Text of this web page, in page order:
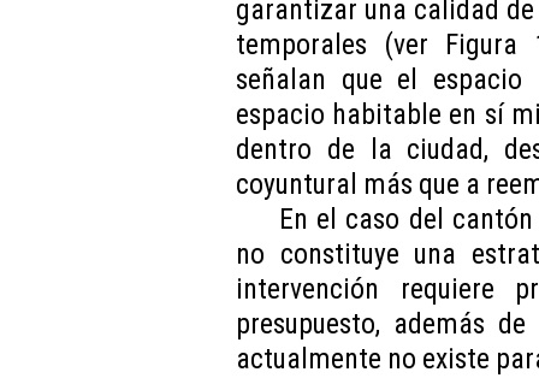
garantizar una calidad
temporales (ver
señalan que el espacio
espacio habitable en sí
dentro de la ciudad,
coyuntural más que a
En el caso del
no constituye una
intervención requiere
presupuesto, además
actualmente no existe